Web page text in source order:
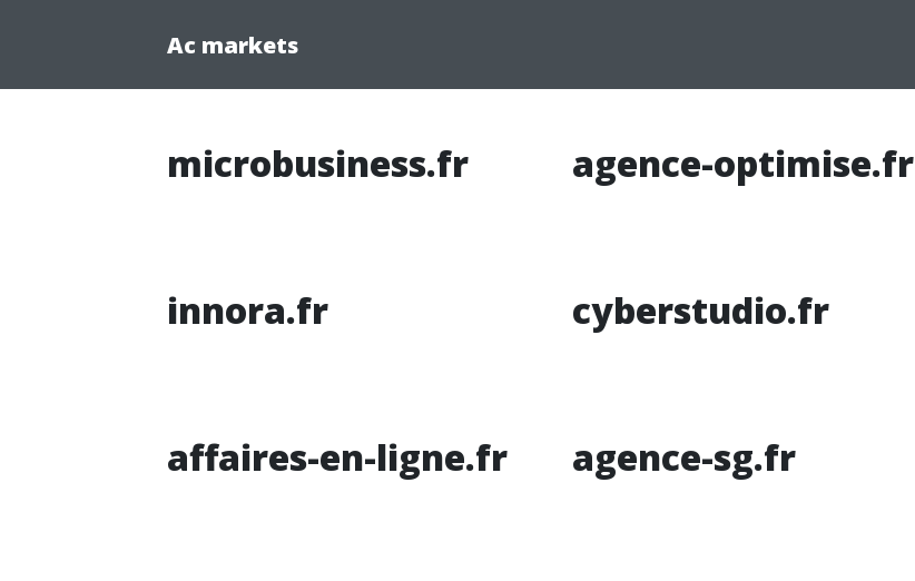
Ac markets
microbusiness.fr agence-optimise.fr
innora.fr cyberstudio.fr
affaires-en-ligne.fr agence-sg.fr